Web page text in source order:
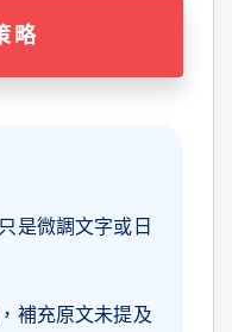
略
是微調文字或日
補充原文未提及